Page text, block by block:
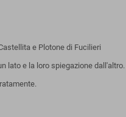
e Plotone di Fucilieri
lato e la loro spiegazione dall'altro.